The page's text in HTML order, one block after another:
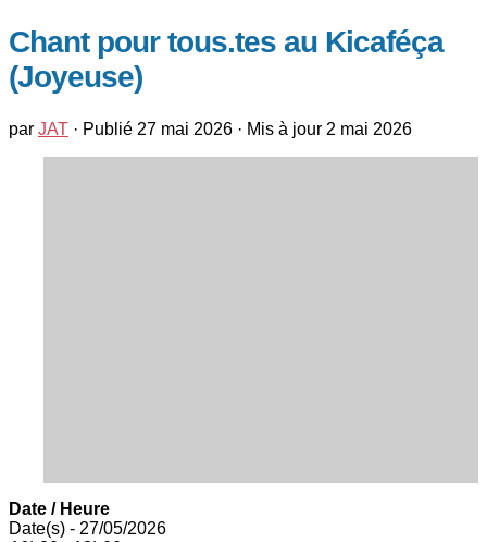
Chant pour tous.tes au Kicaféça
(Joyeuse)
par JAT · Publié 27 mai 2026 · Mis à jour 2 mai 2026
Date / Heure
Date(s) - 27/05/2026